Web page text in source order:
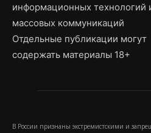
информационных технологий
массовых коммуникаций
Отдельные публикации могут
содержать материалы 18+
В России признаны экстремистскими и